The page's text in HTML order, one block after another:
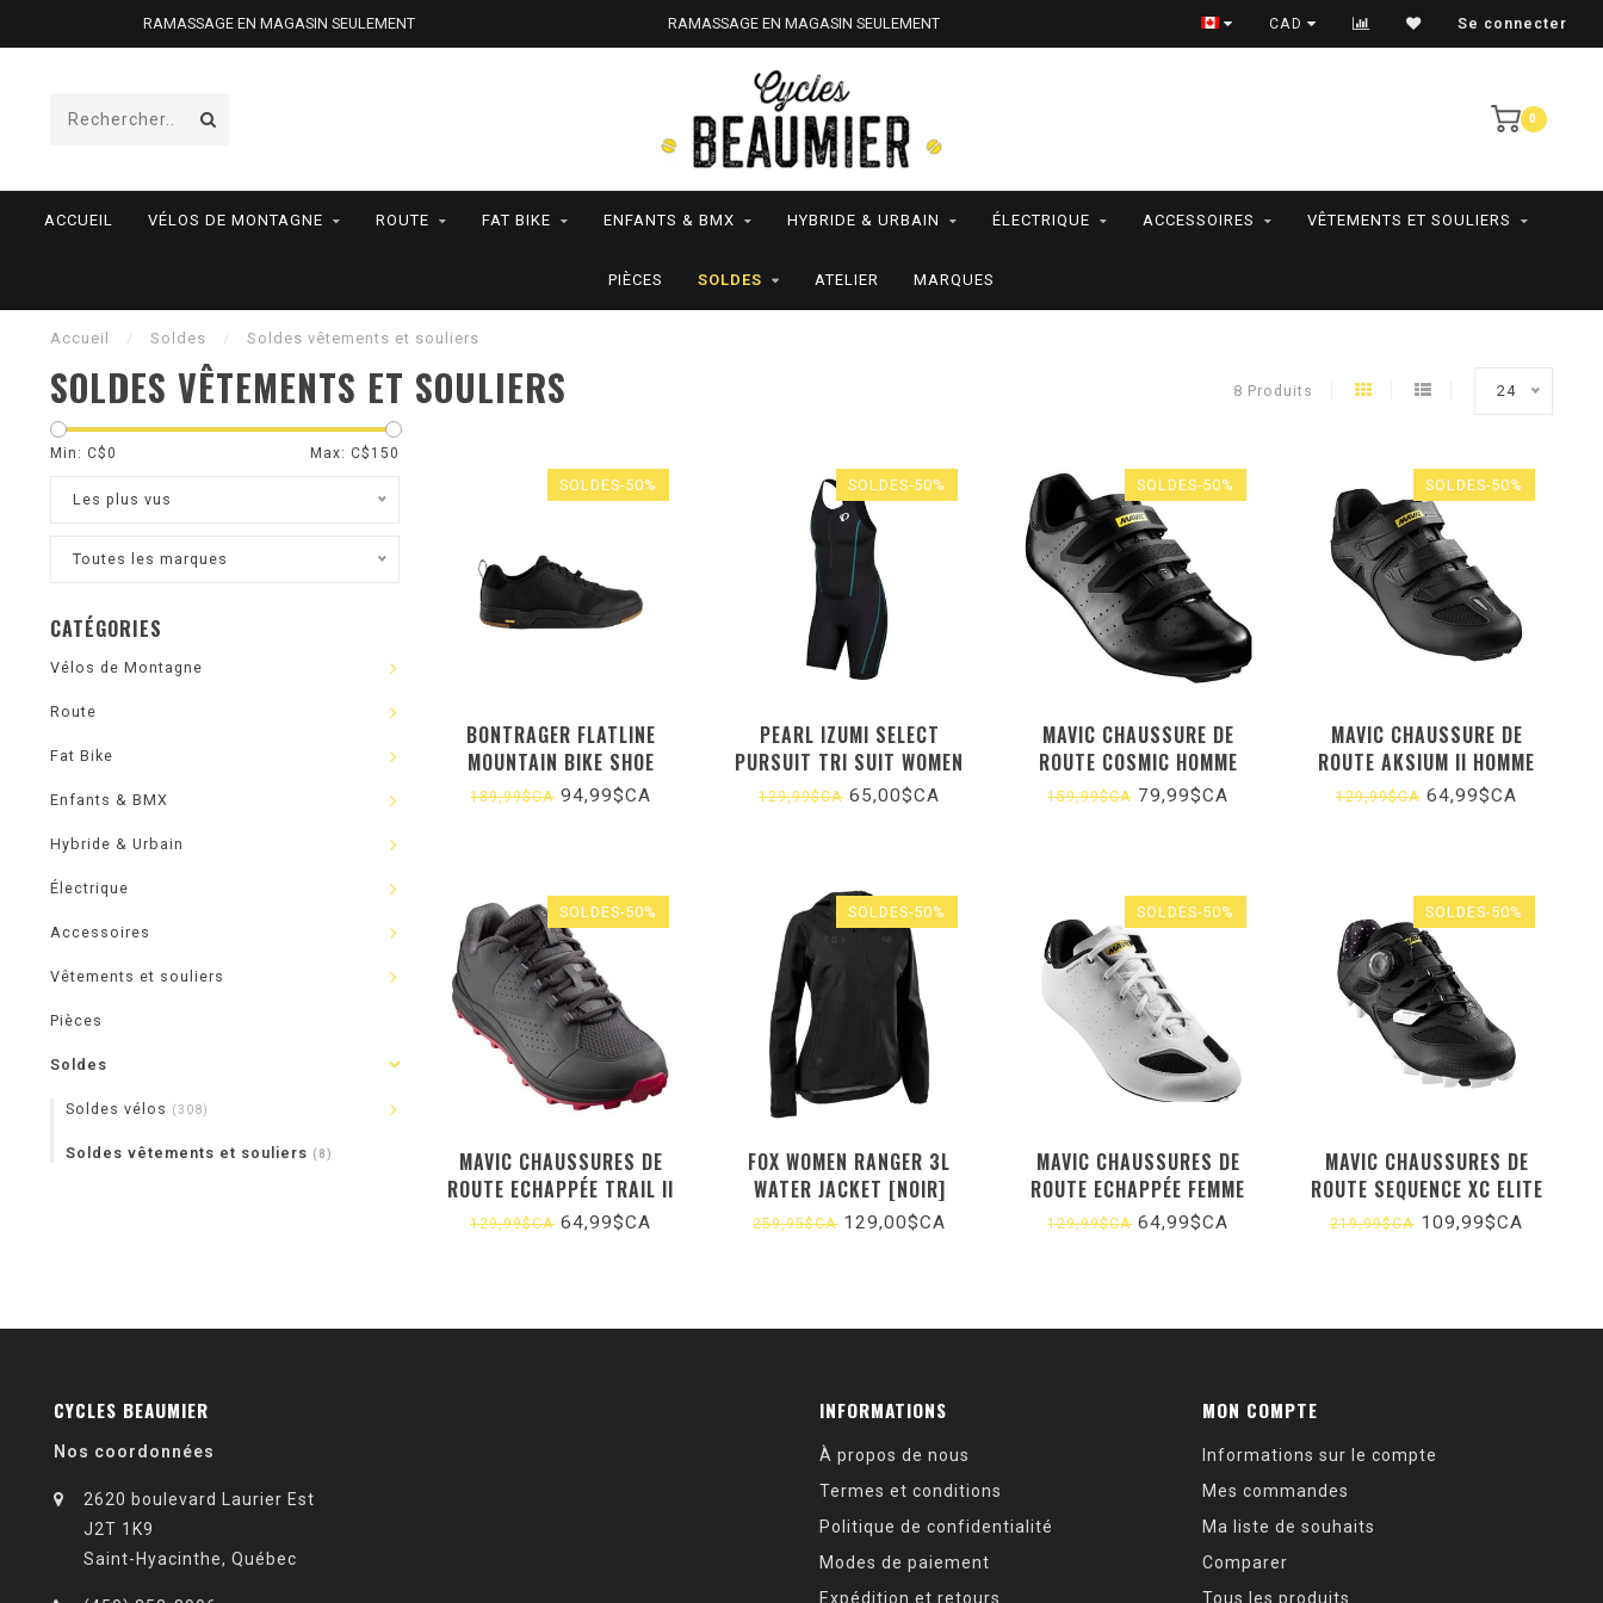
RAMASSAGE EN MAGASIN SEULEMENT RAMASSAGE EN MAGASIN SEULEMENT RAMASSAGE EN MAGASIN SEULEMENT
CAD Se connecter
0
ACCUEIL VÉLOS DE MONTAGNE ROUTE FAT BIKE ENFANTS & BMX HYBRIDE & URBAIN ÉLECTRIQUE ACCESSOIRES VÊTEMENTS ET SOULIERS
PIÈCES SOLDES ATELIER MARQUES
Accueil / Soldes / Soldes vêtements et souliers
SOLDES VÊTEMENTS ET SOULIERS 8 Produits 24
Min: C$0 Max: C$ 150
Les plus vus
Toutes les marques
CATÉGORIES
Vélos de Montagne
Route
Fat Bike
Enfants & BMX
Hybride & Urbain
Électrique
Accessoires
Vêtements et souliers
Pièces
Soldes
Soldes vélos (308)
Soldes vêtements et souliers (8)
SOLDES-50%
BONTRAGER FLATLINE
MOUNTAIN BIKE SHOE
189,99$CA94,99$CA
SOLDES-50%
PEARL IZUMI SELECT
PURSUIT TRI SUIT WOMEN
BK/BRZ MEDIUM RACE FIT
129,99$CA65,00$CA
SOLDES-50%
MAVIC CHAUSSURE DE
ROUTE COSMIC HOMME
159,99$CA79,99$CA
SOLDES-50%
MAVIC CHAUSSURE DE
ROUTE AKSIUM II HOMME
129,99$CA 64,99$CA
SOLDES-50%
MAVIC CHAUSSURES DE
ROUTE ECHAPPÉE TRAIL II
FEMME 6 US
129,99$CA64,99$CA
SOLDES-50%
FOX WOMEN RANGER 3L
WATER JACKET [NOIR]
259,95$CA129,00$CA
SOLDES-50%
MAVIC CHAUSSURES DE
ROUTE ECHAPPÉE FEMME
129,99$CA64,99$CA
SOLDES-50%
MAVIC CHAUSSURES DE
ROUTE SEQUENCE XC ELITE
FEMME
219,99$CA 109,99$CA
CYCLES BEAUMIER
Nos coordonnées
2620 boulevard Laurier Est
J2T 1K9
Saint-Hyacinthe, Québec
INFORMATIONS
À propos de nous
Termes et conditions
Politique de confidentialité
Modes de paiement
Expédition et retours
MON COMPTE
Informations sur le compte
Mes commandes
Ma liste de souhaits
Comparer
Tous les produits